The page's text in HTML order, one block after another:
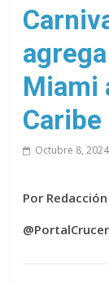
de
cruceros
en
un
solo
sitio
Miami
Octubre 8, 2024
Por